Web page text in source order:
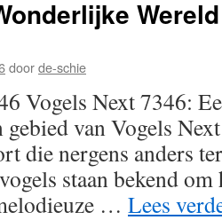
doorde-schie
Vogels Next 7346:
gebied van Vogels
die nergens anders
staan bekend
… Lees